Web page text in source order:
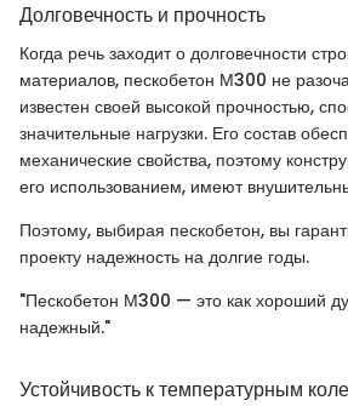
Долговечность и прочность
Когда речь заходит о долговечности
материалов, пескобетон М300 не
известен своей высокой прочностью,
значительные нагрузки. Его состав
механические свойства, поэтому
его использованием, имеют
Поэтому, выбирая пескобетон, вы
проекту надежность на долгие годы.
"Пескобетон М300 — это как хороший
надежный."
Устойчивость к температурным